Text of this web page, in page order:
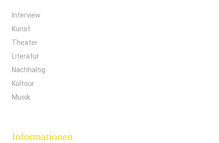
Interview
Kunst
Theater
Literatur
Nachhaltig
Kultour
Musik
Informationen